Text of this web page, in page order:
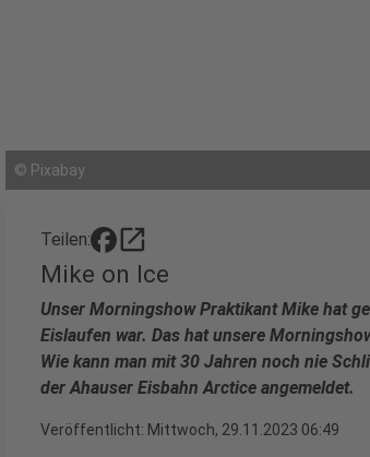
© Pixabay
Teilen: open_in_new
Mike on Ice
Unser Morningshow Praktikant Mike hat
Eislaufen war. Das hat unsere
Wie kann man mit 30 Jahren noch nie
der Ahauser Eisbahn Arctice angemeldet.
Veröffentlicht: Mittwoch, 29.11.2023 06:49